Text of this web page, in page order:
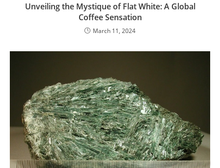
Unveiling the Mystique of Flat White: A Global
Coffee Sensation
March 11, 2024